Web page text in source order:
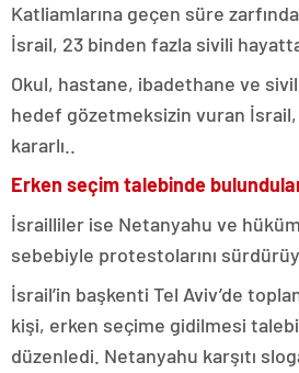
Katliamlarına geçen süre
İsrail, 23 binden fazla sivili
Okul, hastane, ibadethane ve sivil
hedef gözetmeksizin vuran
kararlı..
Erken seçim talebinde
İsrailliler ise Netanyahu ve
sebebiyle protestolarını
İsrail’in başkenti Tel Aviv’de
kişi, erken seçime gidilmesi
düzenledi. Netanyahu karşıtı